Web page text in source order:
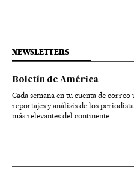
NEWSLETTERS
Boletín de América
Cada semana en tu cuenta de
reportajes y análisis de los
más relevantes del continente.